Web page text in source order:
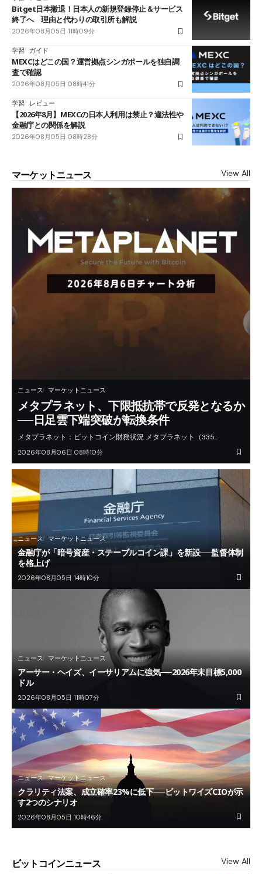
Bitget日本撤退！日本人の新規登録停止＆サービス
終了へ 理由と代わりの取引所も解説
2026年08月05日 11時09分
学習 ガイド
MEXCはどこの国？運営拠点シンガポールを独自調
査で確認
2026年08月05日 08時41分
学習 レビュー
【2026年8月】MEXCの日本人利用は禁止？違法性や
金融庁との関係を解説
2026年08月05日 08時28分
マーケットニュース View All
ニュース マーケットニュース
メタプラネット、下限抵抗帯で反発となるか
──日足雲下端突破が転換条件
メタプラネット：ビットコイン財務状況 メタプラネット（335…
2026年08月06日 08時10分
ニュース マーケットニュース
金融庁が「暗号資産・ステーブルコイン課」を新設──監督体制
を格上げ
2026年08月05日 14時10分
ニュース マーケットニュース
アーサー・ヘイズ、イーサリアムに強気──2026年末目標5,000
ドル
2026年08月05日 11時07分
ニュース マーケットニュース
クラリティ法案、成立確率23%に低下──ビットワイズCIOが示
す2つのシナリオ
2026年08月05日 10時46分
ビットコインニュース View All